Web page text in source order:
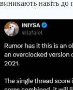
виникають навіть до